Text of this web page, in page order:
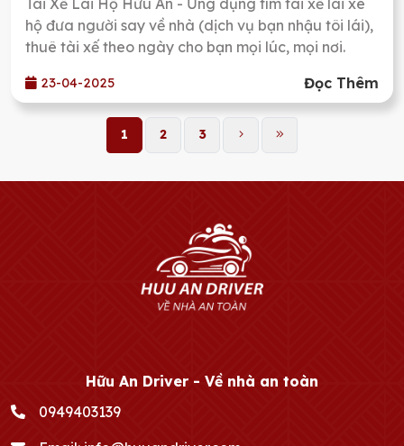
bạn, gia đình và cả cộng đồng.
Tài Xế Lái Hộ Hữu An - Ứng dụng tìm tài xế lái xe
hộ đưa người say về nhà (dịch vụ bạn nhậu tôi lái),
thuê tài xế theo ngày cho bạn mọi lúc, mọi nơi.
23-04-2025 Đọc Thêm
1 2 3
Hữu An Driver - Về nhà an toàn
0949403139